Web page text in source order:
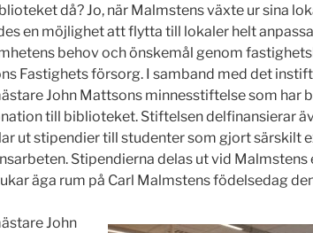
då? Jo, när Malmstens växte ur sina
en möjlighet att flytta till lokaler helt
behov och önskemål genom
Fastighets försorg. I samband med det
John Mattsons minnesstiftelse som har
till biblioteket. Stiftelsen delfinansierar
ut stipendier till studenter som gjort särskilt
Stipendierna delas ut vid
äga rum på Carl Malmstens födelsedag
John